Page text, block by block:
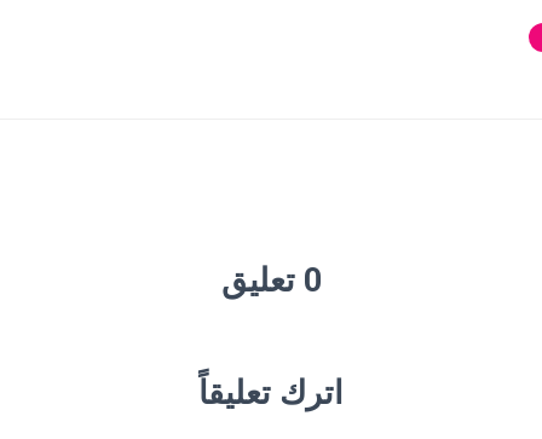
0 تعليق
اترك تعليقاً